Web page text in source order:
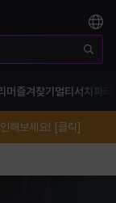
머 즐겨찾기 멀티서치 파티
해보세요! [클릭]